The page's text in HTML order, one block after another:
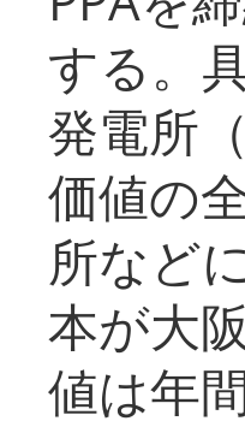
する。
発電所
価値の
所など
本が大
値は年